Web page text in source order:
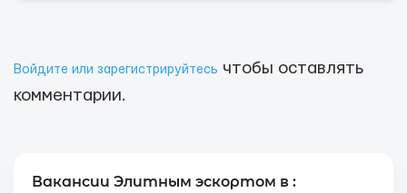
Войдите или зарегистрируйтесь чтобы оставлять
комментарии.
Вакансии Элитным эскортом в :